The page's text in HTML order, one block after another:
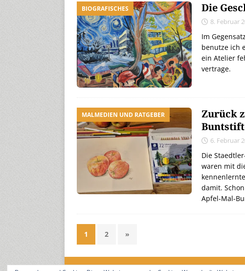
BIOGRAFISCHES Die
8. Februar
Im
benutze ich
ein Atelier
vertrage.
MALMEDIEN UND RATGEBER
Zurück
6. Februar
Die
waren mit
damit.
Apfel-Mal-
1 2 »